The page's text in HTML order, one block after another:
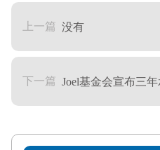
上一篇 没有
下一篇 Joel基金会宣布三